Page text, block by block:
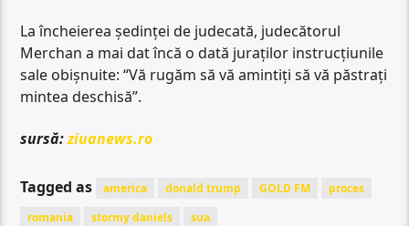
La încheierea ședinței de judecată, judecătorul
Merchan a mai dat încă o dată juraților instrucțiunile
sale obișnuite: “Vă rugăm să vă amintiți să vă păstrați
mintea deschisă”.
sursă:ziuanews.ro
Tagged as america donald trump GOLD FM
proces
romania
stormy daniels sua